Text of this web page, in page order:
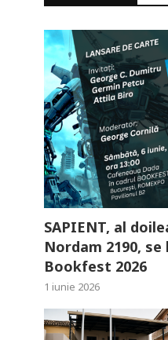
SAPIENT, al
Nordam 2190, se
Bookfest 2026
1 iunie 2026